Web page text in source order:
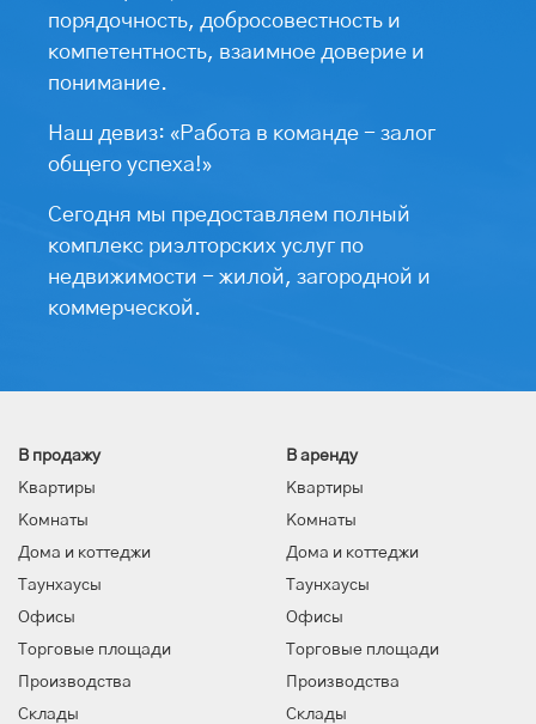
порядочность, добросовестность и
компетентность, взаимное доверие и
понимание.
Наш девиз: «Работа в команде - залог
общего успеха!»
Сегодня мы предоставляем полный
комплекс риэлторских услуг по
недвижимости - жилой, загородной и
коммерческой.
В продажу
Квартиры
Комнаты
Дома и коттеджи
Таунхаусы
Офисы
Торговые площади
Производства
Склады
В аренду
Квартиры
Комнаты
Дома и коттеджи
Таунхаусы
Офисы
Торговые площади
Производства
Склады